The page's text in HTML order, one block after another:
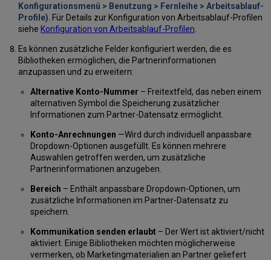
Konfigurationsmenü > Benutzung > Fernleihe > Arbeitsablauf-
Profile) . Für Details zur Konfiguration von Arbeitsablauf-Profilen
siehe Konfiguration von Arbeitsablauf-Profilen
Es können zusätzliche Felder konfiguriert werden, die es
Bibliotheken ermöglichen, die Partnerinformationen
anzupassen und zu erweitern:
Alternative Konto-Nummer – Freitextfeld, das neben einem
alternativen Symbol die Speicherung zusätzlicher
Informationen zum Partner-Datensatz ermöglicht.
Konto-Anrechnungen —Wird durch individuell anpassbare
Dropdown-Optionen ausgefüllt. Es können mehrere
Auswahlen getroffen werden, um zusätzliche
Partnerinformationen anzugeben.
Bereich – Enthält anpassbare Dropdown-Optionen, um
zusätzliche Informationen im Partner-Datensatz zu
speichern.
Kommunikation senden erlaubt– Der Wert ist aktiviert/nicht
aktiviert. Einige Bibliotheken möchten möglicherweise
vermerken, ob Marketingmaterialien an Partner geliefert